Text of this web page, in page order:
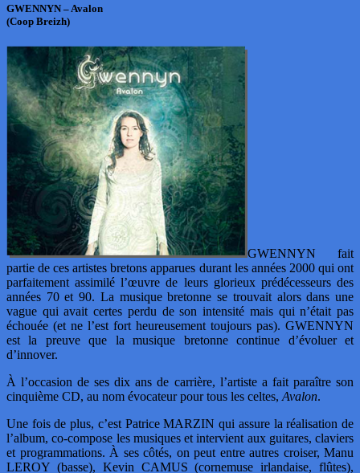
GWENNYN – Avalon
(Coop Breizh)
GWENNYN fait
partie de ces artistes bretons apparues durant les années 2000 qui ont
parfaitement assimilé l’œuvre de leurs glorieux prédécesseurs des
années 70 et 90. La musique bretonne se trouvait alors dans une
vague qui avait certes perdu de son intensité mais qui n’était pas
échouée (et ne l’est fort heureusement toujours pas). GWENNYN
est la preuve que la musique bretonne continue d’évoluer et
d’innover.
À l’occasion de ses dix ans de carrière, l’artiste a fait paraître son
cinquième CD, au nom évocateur pour tous les celtes, Avalon.
Une fois de plus, c’est Patrice MARZIN qui assure la réalisation de
l’album, co-compose les musiques et intervient aux guitares, claviers
et programmations. À ses côtés, on peut entre autres croiser, Manu
LEROY (basse), Kevin CAMUS (cornemuse irlandaise, flûtes),